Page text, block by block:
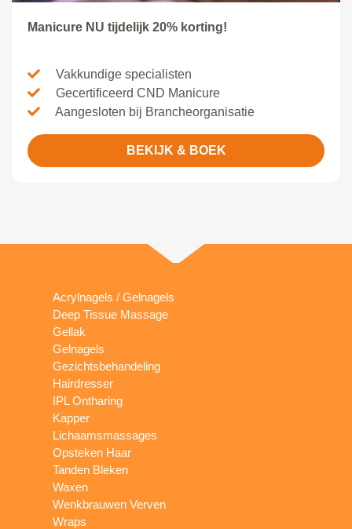
Manicure NU tijdelijk 20% korting!
Vakkundige specialisten
Gecertificeerd CND Manicure
Aangesloten bij Brancheorganisatie
BEKIJK & BOEK
Acrylnagels / Gelnagels
Deep Tissue Massage
Gellak
Gelnagels
Gezichtsbehandeling
Hairdresser
IPL Ontharing
Kapper
Lichaamsmassages
Opsteken Haar
Tanden Bleken
Waxen
Wenkbrauwen Verven
Wraps